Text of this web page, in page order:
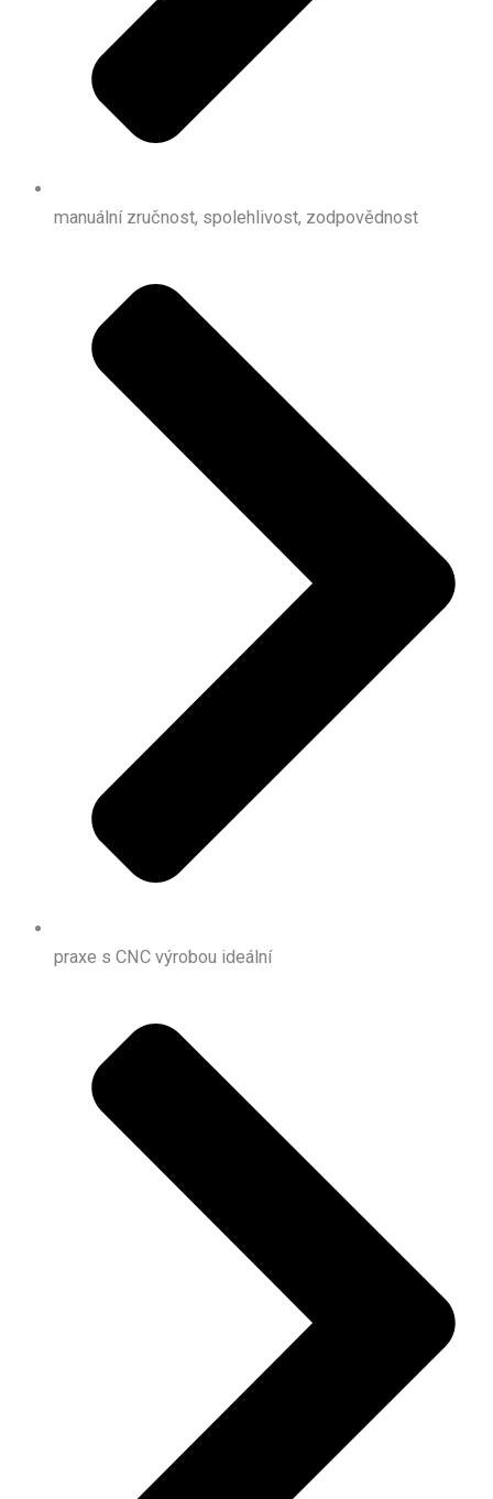
manuální zručnost, spolehlivost, zodpovědnost
praxe s CNC výrobou ideální